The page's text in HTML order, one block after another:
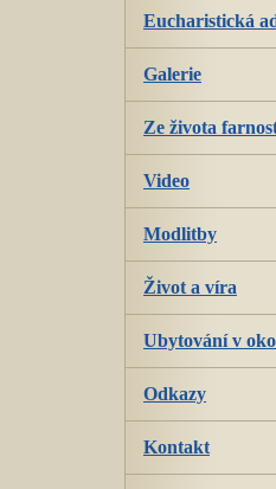
Eucharistická
Galerie
Ze života
Video
Modlitby
Život a víra
Ubytování v
Odkazy
Kontakt